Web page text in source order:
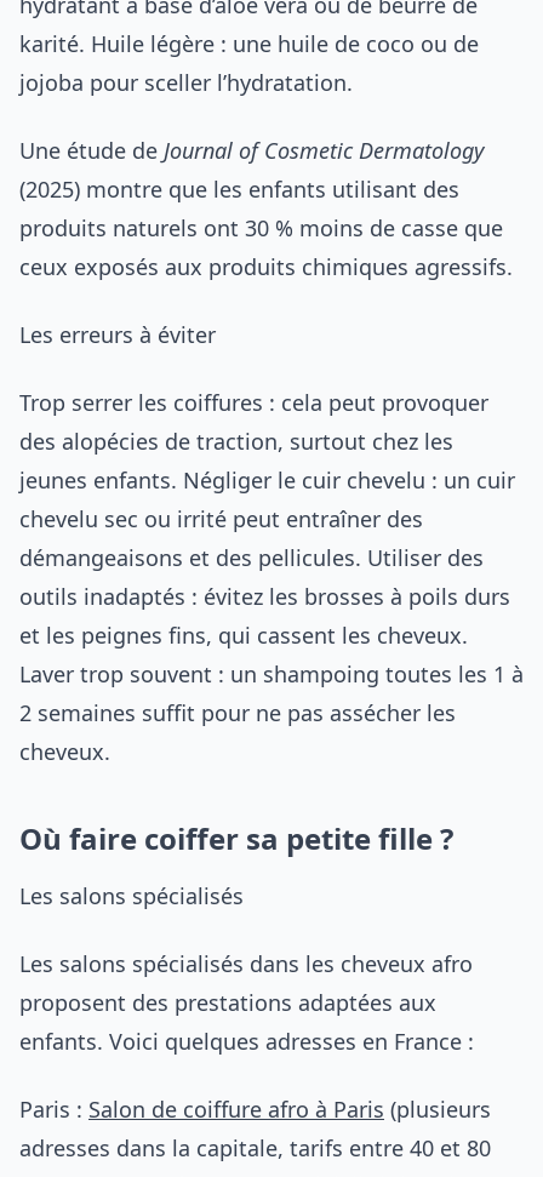
karité. Huile légère : une huile de coco ou de
jojoba pour sceller l’hydratation.
Une étude de Journal of Cosmetic Dermatology
(2025) montre que les enfants utilisant des
produits naturels ont 30 % moins de casse que
ceux exposés aux produits chimiques agressifs.
Les erreurs à éviter
Trop serrer les coiffures : cela peut provoquer
des alopécies de traction, surtout chez les
jeunes enfants. Négliger le cuir chevelu : un cuir
chevelu sec ou irrité peut entraîner des
démangeaisons et des pellicules. Utiliser des
outils inadaptés : évitez les brosses à poils durs
et les peignes fins, qui cassent les cheveux.
Laver trop souvent : un shampoing toutes les 1 à
2 semaines suffit pour ne pas assécher les
cheveux.
Où faire coiffer sa petite fille ?
Les salons spécialisés
Les salons spécialisés dans les cheveux afro
proposent des prestations adaptées aux
enfants. Voici quelques adresses en France :
Paris : Salon de coiffure afro à Paris (plusieurs
adresses dans la capitale, tarifs entre 40 et 80